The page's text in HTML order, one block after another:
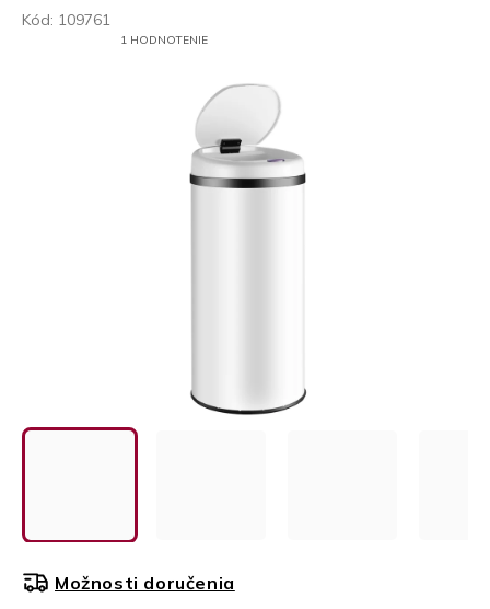
Kód: 109761
PRIEMERNÉ1 HODNOTENIE
Možnosti doručenia